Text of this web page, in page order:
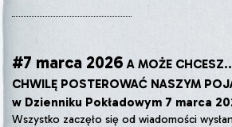
#7 marca 2026 A MOŻE
CHWILĘ POSTEROWAĆ NASZYM
w Dzienniku Pokładowym 7 marca
Wszystko zaczęło się od wiadomości